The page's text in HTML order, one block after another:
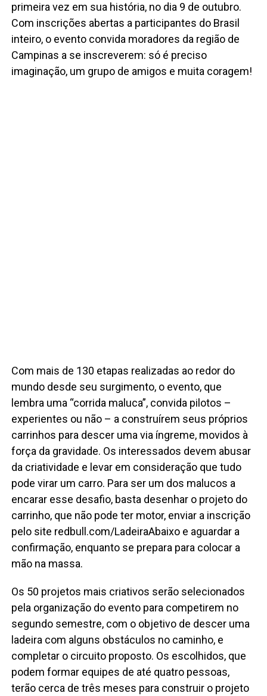
primeira vez em sua história, no dia 9 de outubro.
Com inscrições abertas a participantes do Brasil
inteiro, o evento convida moradores da região de
Campinas a se inscreverem: só é preciso
imaginação, um grupo de amigos e muita coragem!
Com mais de 130 etapas realizadas ao redor do
mundo desde seu surgimento, o evento, que
lembra uma “corrida maluca”, convida pilotos –
experientes ou não – a construírem seus próprios
carrinhos para descer uma via íngreme, movidos à
força da gravidade. Os interessados devem abusar
da criatividade e levar em consideração que tudo
pode virar um carro. Para ser um dos malucos a
encarar esse desafio, basta desenhar o projeto do
carrinho, que não pode ter motor, enviar a inscrição
pelo site redbull.com/LadeiraAbaixo e aguardar a
confirmação, enquanto se prepara para colocar a
mão na massa.
Os 50 projetos mais criativos serão selecionados
pela organização do evento para competirem no
segundo semestre, com o objetivo de descer uma
ladeira com alguns obstáculos no caminho, e
completar o circuito proposto. Os escolhidos, que
podem formar equipes de até quatro pessoas,
terão cerca de três meses para construir o projeto